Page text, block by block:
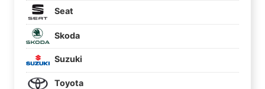
Seat
Skoda
Suzuki
Toyota